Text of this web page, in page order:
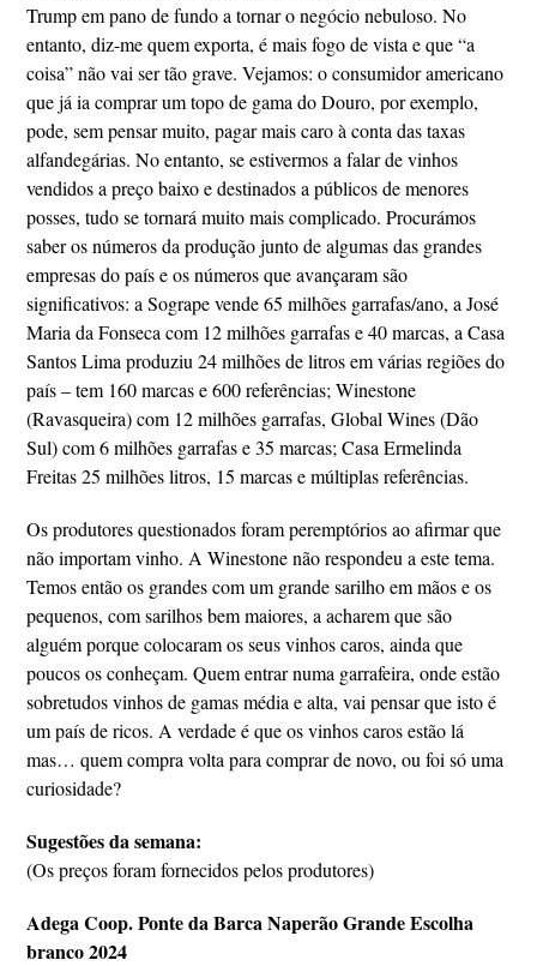
Trump em pano de fundo a tornar o negócio nebuloso. No
entanto, diz-me quem exporta, é mais fogo de vista e que “a
coisa” não vai ser tão grave. Vejamos: o consumidor americano
que já ia comprar um topo de gama do Douro, por exemplo,
pode, sem pensar muito, pagar mais caro à conta das taxas
alfandegárias. No entanto, se estivermos a falar de vinhos
vendidos a preço baixo e destinados a públicos de menores
posses, tudo se tornará muito mais complicado. Procurámos
saber os números da produção junto de algumas das grandes
empresas do país e os números que avançaram são
significativos: a Sogrape vende 65 milhões garrafas/ano, a José
Maria da Fonseca com 12 milhões garrafas e 40 marcas, a Casa
Santos Lima produziu 24 milhões de litros em várias regiões do
país – tem 160 marcas e 600 referências; Winestone
(Ravasqueira) com 12 milhões garrafas, Global Wines (Dão
Sul) com 6 milhões garrafas e 35 marcas; Casa Ermelinda
Freitas 25 milhões litros, 15 marcas e múltiplas referências.
Os produtores questionados foram peremptórios ao afirmar que
não importam vinho. A Winestone não respondeu a este tema.
Temos então os grandes com um grande sarilho em mãos e os
pequenos, com sarilhos bem maiores, a acharem que são
alguém porque colocaram os seus vinhos caros, ainda que
poucos os conheçam. Quem entrar numa garrafeira, onde estão
sobretudos vinhos de gamas média e alta, vai pensar que isto é
um país de ricos. A verdade é que os vinhos caros estão lá
mas… quem compra volta para comprar de novo, ou foi só uma
curiosidade?
Sugestões da semana:
(Os preços foram fornecidos pelos produtores)
Adega Coop. Ponte da Barca Naperão Grande Escolha
branco 2024